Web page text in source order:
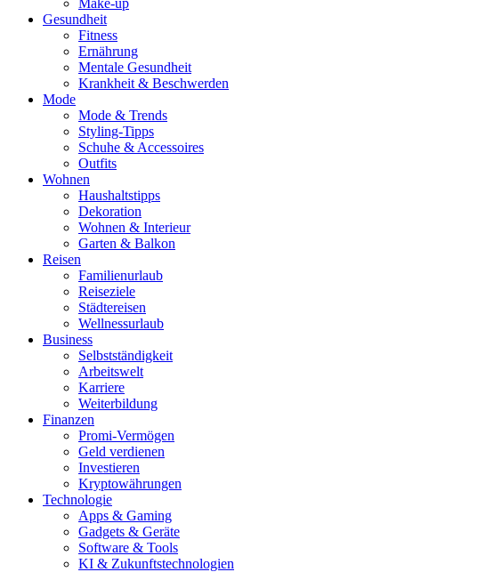
Make-up
Gesundheit
Fitness
Ernährung
Mentale Gesundheit
Krankheit & Beschwerden
Mode
Mode & Trends
Styling-Tipps
Schuhe & Accessoires
Outfits
Wohnen
Haushaltstipps
Dekoration
Wohnen & Interieur
Garten & Balkon
Reisen
Familienurlaub
Reiseziele
Städtereisen
Wellnessurlaub
Business
Selbstständigkeit
Arbeitswelt
Karriere
Weiterbildung
Finanzen
Promi-Vermögen
Geld verdienen
Investieren
Kryptowährungen
Technologie
Apps & Gaming
Gadgets & Geräte
Software & Tools
KI & Zukunftstechnologien